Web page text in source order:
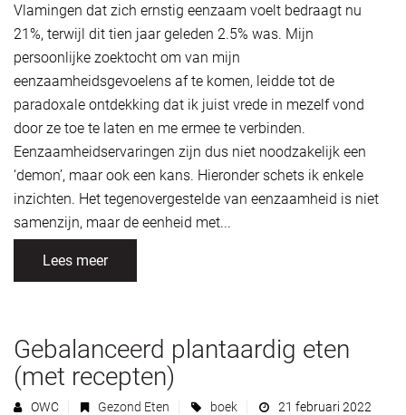
Vlamingen dat zich ernstig eenzaam voelt bedraagt nu
21%, terwijl dit tien jaar geleden 2.5% was. Mijn
persoonlijke zoektocht om van mijn
eenzaamheidsgevoelens af te komen, leidde tot de
paradoxale ontdekking dat ik juist vrede in mezelf vond
door ze toe te laten en me ermee te verbinden.
Eenzaamheidservaringen zijn dus niet noodzakelijk een
‘demon’, maar ook een kans. Hieronder schets ik enkele
inzichten. Het tegenovergestelde van eenzaamheid is niet
samenzijn, maar de eenheid met...
Lees meer
Gebalanceerd plantaardig eten
(met recepten)
OWC Gezond Eten boek 21 februari 2022